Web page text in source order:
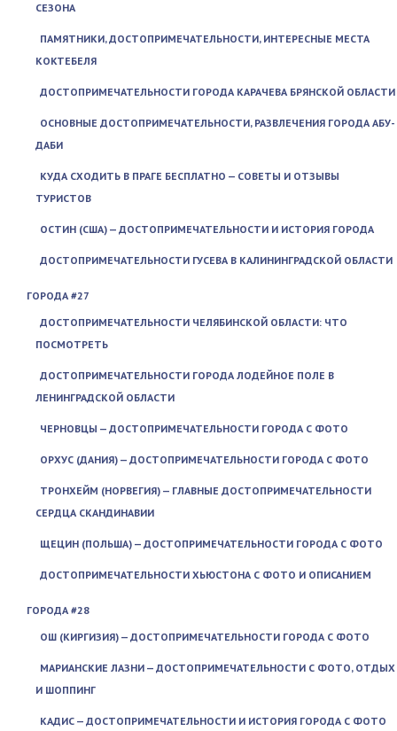
СЕЗОНА
ПАМЯТНИКИ, ДОСТОПРИМЕЧАТЕЛЬНОСТИ, ИНТЕРЕСНЫЕ МЕСТА
КОКТЕБЕЛЯ
ДОСТОПРИМЕЧАТЕЛЬНОСТИ ГОРОДА КАРАЧЕВА БРЯНСКОЙ ОБЛАСТИ
ОСНОВНЫЕ ДОСТОПРИМЕЧАТЕЛЬНОСТИ, РАЗВЛЕЧЕНИЯ ГОРОДА АБУ-
ДАБИ
КУДА СХОДИТЬ В ПРАГЕ БЕСПЛАТНО — СОВЕТЫ И ОТЗЫВЫ
ТУРИСТОВ
ОСТИН (США) — ДОСТОПРИМЕЧАТЕЛЬНОСТИ И ИСТОРИЯ ГОРОДА
ДОСТОПРИМЕЧАТЕЛЬНОСТИ ГУСЕВА В КАЛИНИНГРАДСКОЙ ОБЛАСТИ
ГОРОДА #27
ДОСТОПРИМЕЧАТЕЛЬНОСТИ ЧЕЛЯБИНСКОЙ ОБЛАСТИ: ЧТО
ПОСМОТРЕТЬ
ДОСТОПРИМЕЧАТЕЛЬНОСТИ ГОРОДА ЛОДЕЙНОЕ ПОЛЕ В
ЛЕНИНГРАДСКОЙ ОБЛАСТИ
ЧЕРНОВЦЫ — ДОСТОПРИМЕЧАТЕЛЬНОСТИ ГОРОДА С ФОТО
ОРХУС (ДАНИЯ) — ДОСТОПРИМЕЧАТЕЛЬНОСТИ ГОРОДА С ФОТО
ТРОНХЕЙМ (НОРВЕГИЯ) — ГЛАВНЫЕ ДОСТОПРИМЕЧАТЕЛЬНОСТИ
СЕРДЦА СКАНДИНАВИИ
ЩЕЦИН (ПОЛЬША) — ДОСТОПРИМЕЧАТЕЛЬНОСТИ ГОРОДА С ФОТО
ДОСТОПРИМЕЧАТЕЛЬНОСТИ ХЬЮСТОНА С ФОТО И ОПИСАНИЕМ
ГОРОДА #28
ОШ (КИРГИЗИЯ) — ДОСТОПРИМЕЧАТЕЛЬНОСТИ ГОРОДА С ФОТО
МАРИАНСКИЕ ЛАЗНИ — ДОСТОПРИМЕЧАТЕЛЬНОСТИ С ФОТО, ОТДЫХ
И ШОППИНГ
КАДИС — ДОСТОПРИМЕЧАТЕЛЬНОСТИ И ИСТОРИЯ ГОРОДА С ФОТО